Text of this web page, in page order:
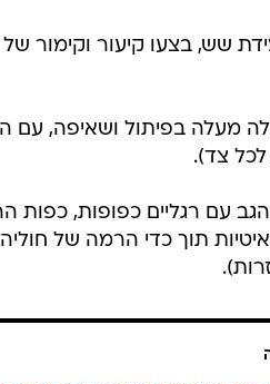
מעלה בפיתול ושאיפה, עם
עם רגליים כפופות, כפות
תוך כדי הרמה של